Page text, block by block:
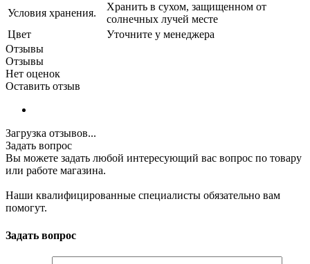
Условия хранения.
Хранить в сухом, защищенном от
солнечных лучей месте
Цвет
Уточните у менеджера
Отзывы
Отзывы
Нет оценок
Оставить отзыв
Загрузка отзывов...
Задать вопрос
Вы можете задать любой интересующий вас вопрос по товару
или работе магазина.
Наши квалифицированные специалисты обязательно вам
помогут.
Задать вопрос